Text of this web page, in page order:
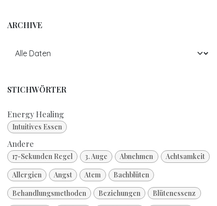
ARCHIVE
STICHWÖRTER
Energy Healing
Intuitives Essen
Andere
17-Sekunden Regel 3. Auge Abnehmen
Achtsamkeit
Allergien
Angst Atem
Bachblüten
Behandlungsmethoden
Beziehungen
Blütenessenz